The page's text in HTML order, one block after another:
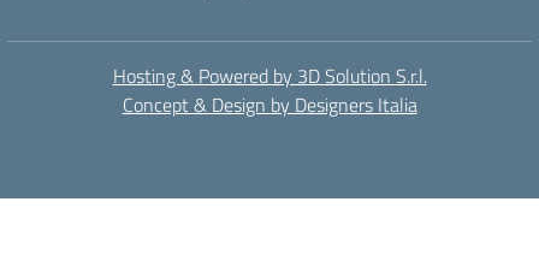
Hosting & Powered by 3D Solution S.r.l.
Concept & Design by Designers Italia